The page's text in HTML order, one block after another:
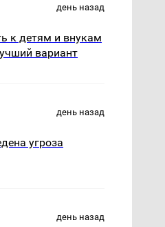
день назад
к детям и внукам
вариант
день назад
угроза
день назад